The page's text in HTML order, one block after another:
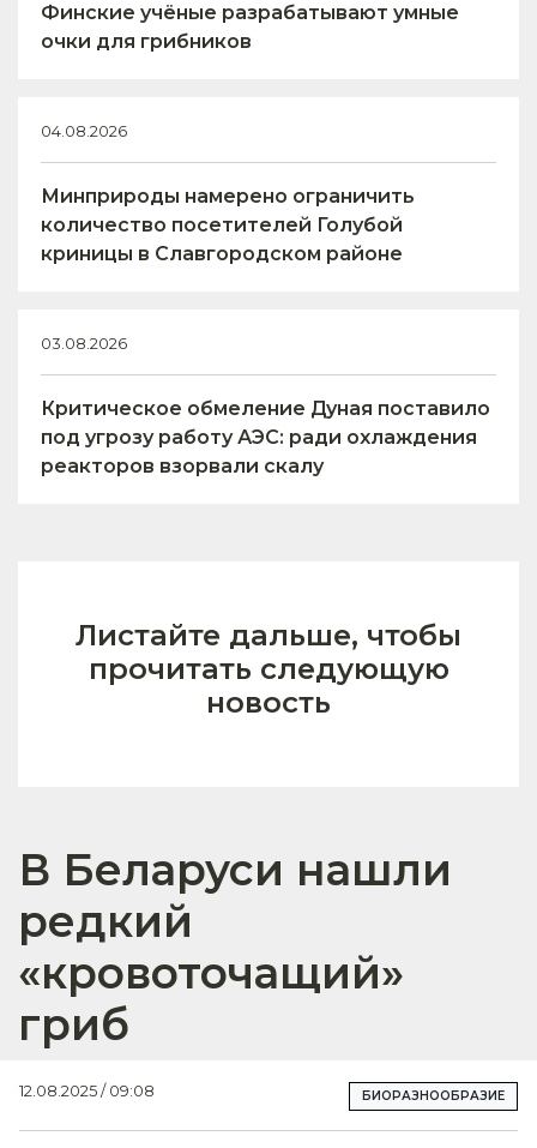
Финские учёные разрабатывают умные
очки для грибников
04.08.2026
Минприроды намерено ограничить
количество посетителей Голубой
криницы в Славгородском районе
03.08.2026
Критическое обмеление Дуная поставило
под угрозу работу АЭС: ради охлаждения
реакторов взорвали скалу
Листайте дальше, чтобы
прочитать следующую
новость
В Беларуси нашли
редкий
«кровоточащий»
гриб
12.08.2025 / 09:08 БИОРАЗНООБРАЗИЕ